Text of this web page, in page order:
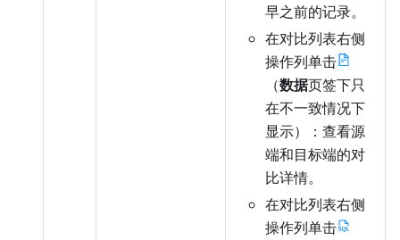
早之前的记录。
在对比列表右侧
操作列单击
（数据页签下只
在不一致情况下
显示）：查看源
端和目标端的对
比详情。
在对比列表右侧
操作列单击